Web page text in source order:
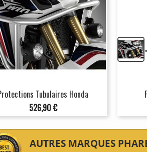
Tubulaires Honda
Prix
526,90 €
AUTRES MARQUES